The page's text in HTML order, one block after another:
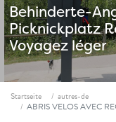
Behinderte-
Picknickplatz
Voyagez léger
Fil d'ariane
Startseite
autres-de
ABRIS VELOS AVEC